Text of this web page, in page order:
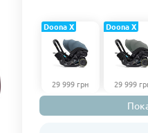
29 999 грн
Doona X
29 999
Doona X